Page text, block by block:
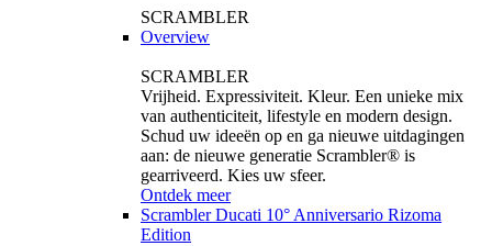
SCRAMBLER
Overview
SCRAMBLER
Vrijheid. Expressiviteit. Kleur. Een unieke mix
van authenticiteit, lifestyle en modern design.
Schud uw ideeën op en ga nieuwe uitdagingen
aan: de nieuwe generatie Scrambler® is
gearriveerd. Kies uw sfeer.
Ontdek meer
Scrambler Ducati 10° Anniversario Rizoma
Edition